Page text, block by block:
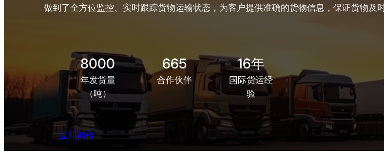
做到了全方位监控、实时跟踪货物运输状态，为客户提供准确的货物信息，保证货物及
8000
年发货量
（吨）
665
合作伙伴
16年
国际货运经
验
立即询价